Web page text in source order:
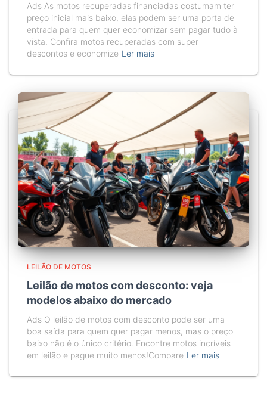
Ads As motos recuperadas financiadas costumam ter
preço inicial mais baixo, elas podem ser uma porta de
entrada para quem quer economizar sem pagar tudo à
vista. Confira motos recuperadas com super
descontos e economize Ler mais
LEILÃO DE MOTOS
Leilão de motos com desconto: veja
modelos abaixo do mercado
Ads O leilão de motos com desconto pode ser uma
boa saída para quem quer pagar menos, mas o preço
baixo não é o único critério. Encontre motos incríveis
em leilão e pague muito menos!Compare Ler mais